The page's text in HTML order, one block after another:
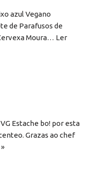
azul Vegano
de Parafusos de
Moura… Ler
Estache bo! por esta
Grazas ao chef